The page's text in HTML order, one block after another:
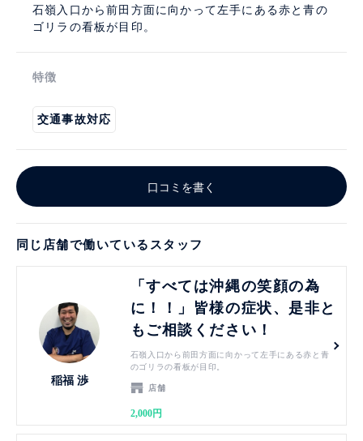
石嶺入口から前田方面に向かって左手にある赤と青の
ゴリラの看板が目印。
特徴
交通事故対応
口コミを書く
同じ店舗で働いているスタッフ
稲福 渉
「すべては沖縄の笑顔の為
に！！」皆様の症状、是非と
もご相談ください！
石嶺入口から前田方面に向かって左手にある赤と青
のゴリラの看板が目印。
店舗
2,000円